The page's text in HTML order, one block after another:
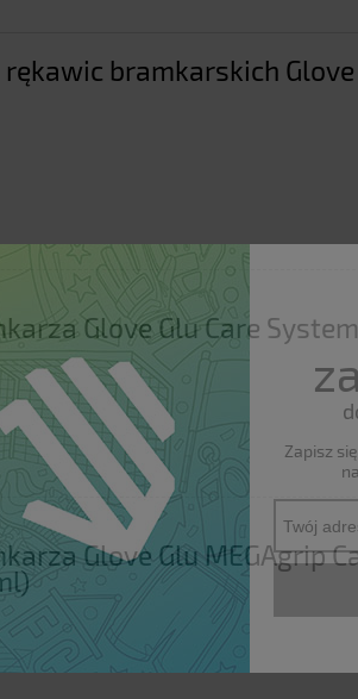
bramkarskich Glove
Glove Glu Care
Glove Glu MEGAgrip
Zapisz